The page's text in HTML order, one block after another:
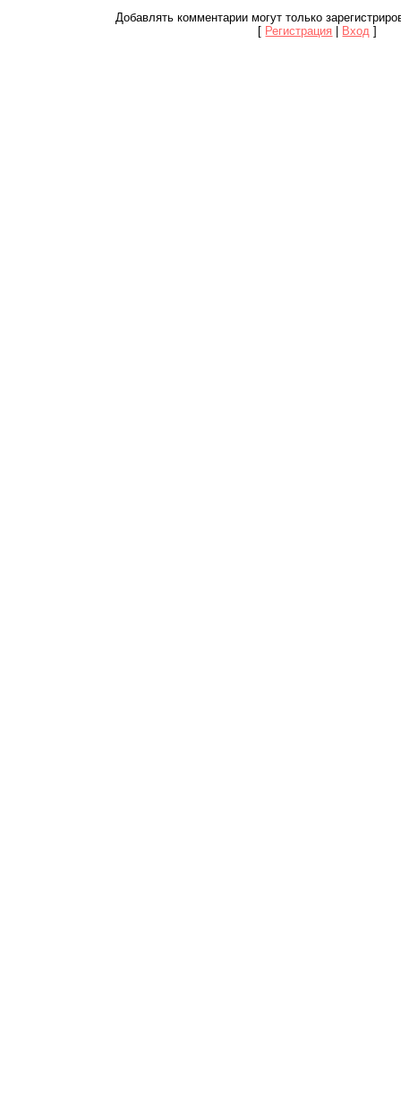
Добавлять комментарии могут только
[ Регистрация | Вход ]